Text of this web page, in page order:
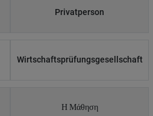
Privatperson
Wirtschaftsprüfungsgesellschaft
Η Μάθηση